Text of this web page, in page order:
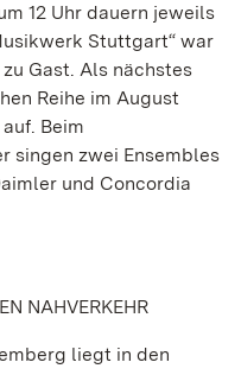
12 Uhr dauern jeweils
Stuttgart“ war
Gast. Als nächstes
Reihe im August
Beim
singen zwei Ensembles
und Concordia
NAHVERKEHR
liegt in den